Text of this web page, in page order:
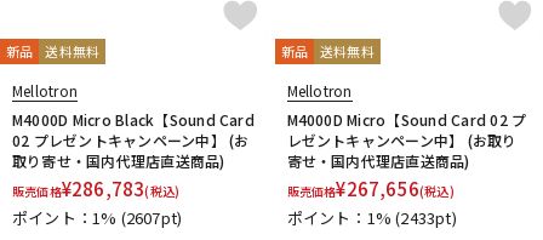
アンプ エフェクター
DJ機器 DTM
新品 送料無料
Mellotron
M4000D Micro Black【Sound Card
02 プレゼントキャンペーン中】 (お
取り寄せ・国内代理店直送商品)
販売価格¥286,783(税込)
ポイント：1% (2607pt)
新品 送料無料
Mellotron
M4000D Micro【Sound Card 02 プ
レゼントキャンペーン中】 (お取り
寄せ・国内代理店直送商品)
販売価格¥267,656(税込)
ポイント：1%(2433pt)